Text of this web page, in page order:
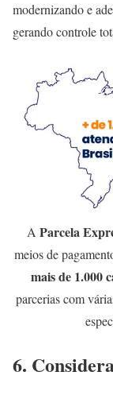
modernizando e
gerando controle
A Parcela
meios de
mais de 1.000
parcerias com
6.